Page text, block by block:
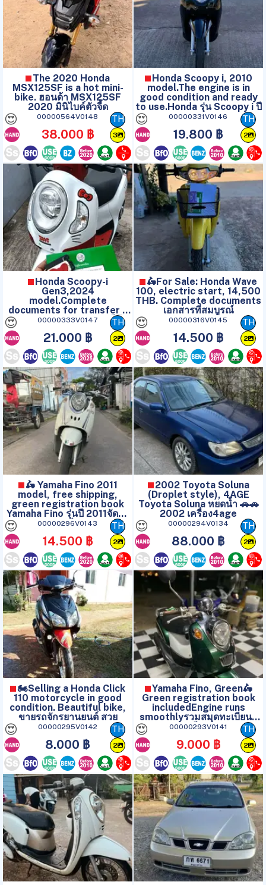
The 2020 Honda
MSX125SF is a hot mini-
bike. ฮอนด้า MSX125SF
2020 มินิไบค์ตัวจี้ด
😍 00000564V0148
38.000 ฿
TH
3
Honda Scoopy i, 2010
model.The engine is in
good condition and ready
to use.Honda รุ่น Scoopy i ปี
😍 00000331V0146
19.800 ฿
TH
2
Honda Scoopy-i
Gen3,2024
model.Complete
documents for transfer +
tax paid until 2023ภาษีถึง
😍 00000333V0147
21.000 ฿
TH
2
🛵For Sale: Honda Wave
100, electric start, 14,500
THB. Complete documents
เอกสารที่สมบูรณ์
😍 00000316V0145
14.500 ฿
TH
2
🛵 Yamaha Fino 2011
model, free shipping,
green registration book
Yamaha Fino รุ่นปี 2011จัดส่ง
ฟรี
😍 00000296V0143
14.500 ฿
TH
2
2002 Toyota Soluna
(Droplet style), 4AGE
Toyota Soluna หยดน้ำ 🚗🚗
2002 เครื่อง4age
😍 00000294V0134
88.000 ฿
TH
2
🏍️Selling a Honda Click
110 motorcycle in good
condition. Beautiful bike,
ขายรถจักรยานยนต์ สวย
😍 00000295V0142
8.000 ฿
TH
2
Yamaha Fino, Green🛵
Green registration book
includedEngine runs
smoothlyรวมสมุดทะเบียนสี
เขียว
😍 00000293V0141
9.000 ฿
TH
2